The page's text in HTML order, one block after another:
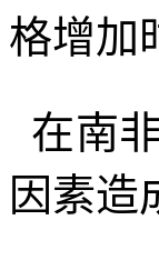
格增加
在南
因素造